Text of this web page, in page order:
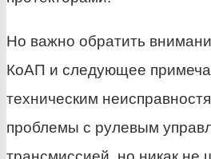
Но важно обратить
КоАП и следующее
техническим
проблемы с рулевым